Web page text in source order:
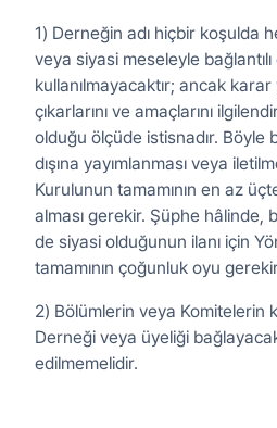
1) Derneğin adı hiçbir koşulda
veya siyasi meseleyle
kullanılmayacaktır; ancak
çıkarlarını ve amaçlarını
olduğu ölçüde istisnadır. Böyle
dışına yayımlanması veya
Kurulunun tamamının en az
alması gerekir. Şüphe hâlinde,
de siyasi olduğunun ilanı için
tamamının çoğunluk oyu
2) Bölümlerin veya Komitelerin
Derneği veya üyeliği
edilmemelidir.